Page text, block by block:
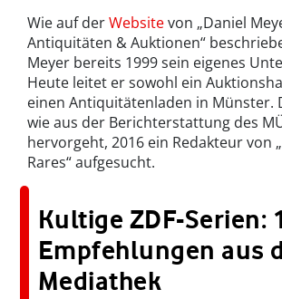
Wie auf derWebsitevon „Daniel
Antiquitäten & Auktionen“
Meyer bereits 1999 sein eigenes
Heute leitet er sowohl ein
einen Antiquitätenladen in Münster.
wie aus der Berichterstattung des
hervorgeht, 2016 ein Redakteur von
Rares“ aufgesucht.
Kultige ZDF-Serien:
Empfehlungen aus
Mediathek